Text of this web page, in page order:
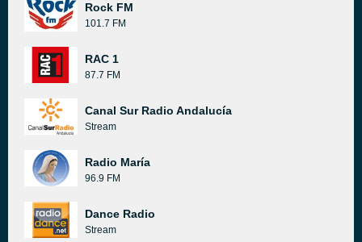
Rock FM
101.7 FM
RAC 1
87.7 FM
Canal Sur Radio Andalucía
Stream
Radio María
96.9 FM
Dance Radio
Stream